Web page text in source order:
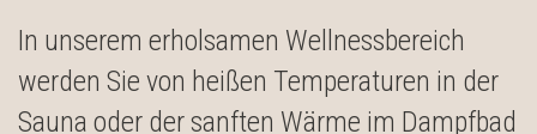
In unserem erholsamen Wellnessbereich
werden Sie von heißen Temperaturen in der
Sauna oder der sanften Wärme im Dampfbad